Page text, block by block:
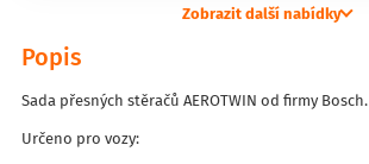
Zobrazit další nabídky
Popis
Sada přesných stěračů AEROTWIN od firmy Bosch.
Určeno pro vozy: